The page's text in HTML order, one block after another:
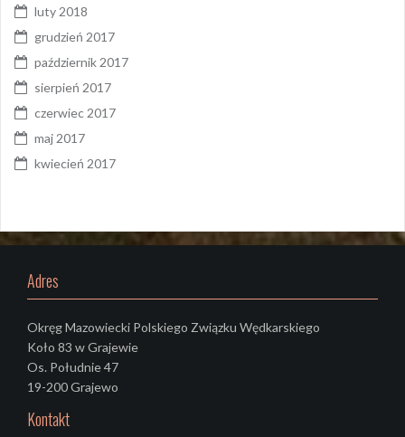
luty 2018
grudzień 2017
październik 2017
sierpień 2017
czerwiec 2017
maj 2017
kwiecień 2017
Adres
Okręg Mazowiecki Polskiego Związku Wędkarskiego
Koło 83 w Grajewie
Os. Południe 47
19-200 Grajewo
Kontakt